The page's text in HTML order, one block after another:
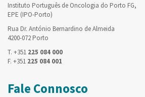
Instituto Português de Oncologia do Porto FG,
EPE (IPO-Porto)
Rua Dr. António Bernardino de Almeida
4200-072 Porto
T. +351 225 084 000
F. +351 225 084 001
Fale Connosco